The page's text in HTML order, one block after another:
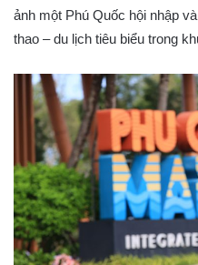
ảnh một Phú Quốc hội nhập
thao – du lịch tiêu biểu trong